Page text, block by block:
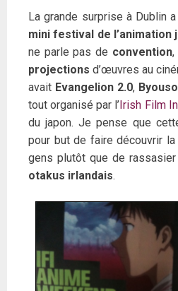
La grande surprise à Dublin a
mini festival de l’animation
ne parle pas de convention,
projections d’œuvres au
avait Evangelion 2.0,
tout organisé par l’ Irish Film
du japon. Je pense que
pour but de faire découvrir
gens plutôt que de
otakus irlandais.